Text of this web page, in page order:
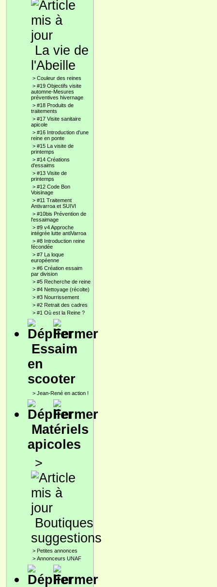
La vie de
l'Abeille
> Couleur des reines
> #19 Objectifs visite
automne-Mesures
préventives hivernage
> #18 Produits de
traitements
> #17 Visite sanitaire
apicole
> #16 Introduction d'une
reine en ponte
> #15 La visite de
printemps
> #14 Créations
d'essaims
> #13 Visite de
printemps
> #12 Code Bon
Voisinage
> #11 Traitement
Antivarroa et SUIVI
> #10bis Prévention de
l'essaimage
> #9 v4 Approche
intégrée lutte antiVarroa
> #8 Introduction reine
fécondée
> #7 La loque
européenne
> #6 Création essaim
par division
> #5 Recherche de reine
> #4 Nettoyage (récolte)
> #3 Nourrissement
> #2 Retrait des cadres
> #1 Où est la Reine ?
Essaim
en
scooter
> Jean-René en action !
Matériels
apicoles
>
Boutiques
suggestions
> Petites annonces
> Annonceurs UNAF